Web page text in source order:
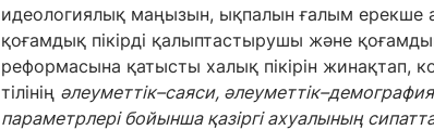
идеологиялық маңызын, ықпалын ғалым ерекше
қоғамдық пікірді қалыптастырушы және
реформасына қатысты халық пікірін жинақтап,
тілінің әлеуметтік–саяси,
параметрлері бойынша қазіргі ахуалының